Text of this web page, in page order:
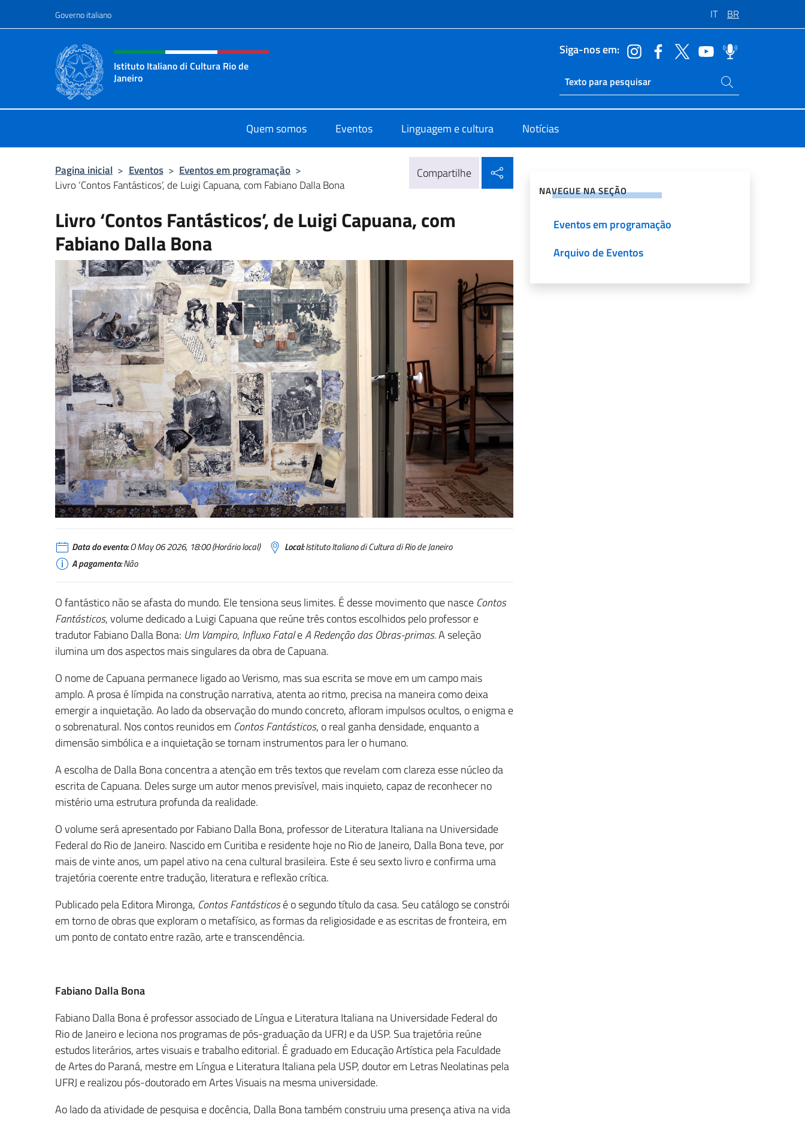
Governo italiano IT BR
Site, social e cabeçalho do menu
Istituto Italiano di Cultura Rio de
Janeiro
Siga-nos em:
Ricerca sito live
Buscar no site
Quem somos Eventos Linguagem e cultura Notícias
Pagina inicial > Eventos > Eventos em programação >
Livro ‘Contos Fantásticos’, de Luigi Capuana, com Fabiano Dalla Bona
Compartilhe
Livro ‘Contos Fantásticos’, de Luigi Capuana, com
Fabiano Dalla Bona
Data do evento:O May 06 2026, 18:00 (Horário local) Local:Istituto Italiano di Cultura di Rio de Janeiro
A pagamento:Não
O fantástico não se afasta do mundo. Ele tensiona seus limites. É desse movimento que nasce Contos
Fantásticos, volume dedicado a Luigi Capuana que reúne três contos escolhidos pelo professor e
tradutor Fabiano Dalla Bona: Um Vampiro, Influxo FataleA Redenção das Obras-primas.A seleção
ilumina um dos aspectos mais singulares da obra de Capuana.
O nome de Capuana permanece ligado ao Verismo, mas sua escrita se move em um campo mais
amplo. A prosa é límpida na construção narrativa, atenta ao ritmo, precisa na maneira como deixa
emergir a inquietação. Ao lado da observação do mundo concreto, afloram impulsos ocultos, o enigma e
o sobrenatural. Nos contos reunidos em Contos Fantásticos, o real ganha densidade, enquanto a
dimensão simbólica e a inquietação se tornam instrumentos para ler o humano.
A escolha de Dalla Bona concentra a atenção em três textos que revelam com clareza esse núcleo da
escrita de Capuana. Deles surge um autor menos previsível, mais inquieto, capaz de reconhecer no
mistério uma estrutura profunda da realidade.
O volume será apresentado por Fabiano Dalla Bona, professor de Literatura Italiana na Universidade
Federal do Rio de Janeiro. Nascido em Curitiba e residente hoje no Rio de Janeiro, Dalla Bona teve, por
mais de vinte anos, um papel ativo na cena cultural brasileira. Este é seu sexto livro e confirma uma
trajetória coerente entre tradução, literatura e reflexão crítica.
Publicado pela Editora Mironga, Contos Fantásticosé o segundo título da casa. Seu catálogo se constrói
em torno de obras que exploram o metafísico, as formas da religiosidade e as escritas de fronteira, em
um ponto de contato entre razão, arte e transcendência.
Fabiano Dalla Bona
Fabiano Dalla Bona é professor associado de Língua e Literatura Italiana na Universidade Federal do
Rio de Janeiro e leciona nos programas de pós-graduação da UFRJ e da USP. Sua trajetória reúne
estudos literários, artes visuais e trabalho editorial. É graduado em Educação Artística pela Faculdade
de Artes do Paraná, mestre em Língua e Literatura Italiana pela USP, doutor em Letras Neolatinas pela
UFRJ e realizou pós-doutorado em Artes Visuais na mesma universidade.
Ao lado da atividade de pesquisa e docência, Dalla Bona também construiu uma presença ativa na vida
NAVEGUE NA SEÇÃO
Eventos em programação
Arquivo de Eventos